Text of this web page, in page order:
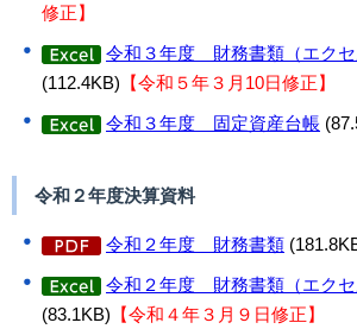
修正】
令和３年度 財務書類（エクセ
(112.4KB) 【令和５年３月10日修正】
令和３年度 固定資産台帳
令和２年度決算資料
令和２年度 財務書類
令和２年度 財務書類（エクセ
(83.1KB) 【令和 ４年３月９日修正】